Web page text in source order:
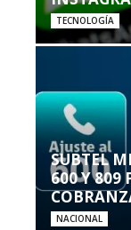
TECNOLOGÍA
SUBTEL
600 Y 809
NACIONAL